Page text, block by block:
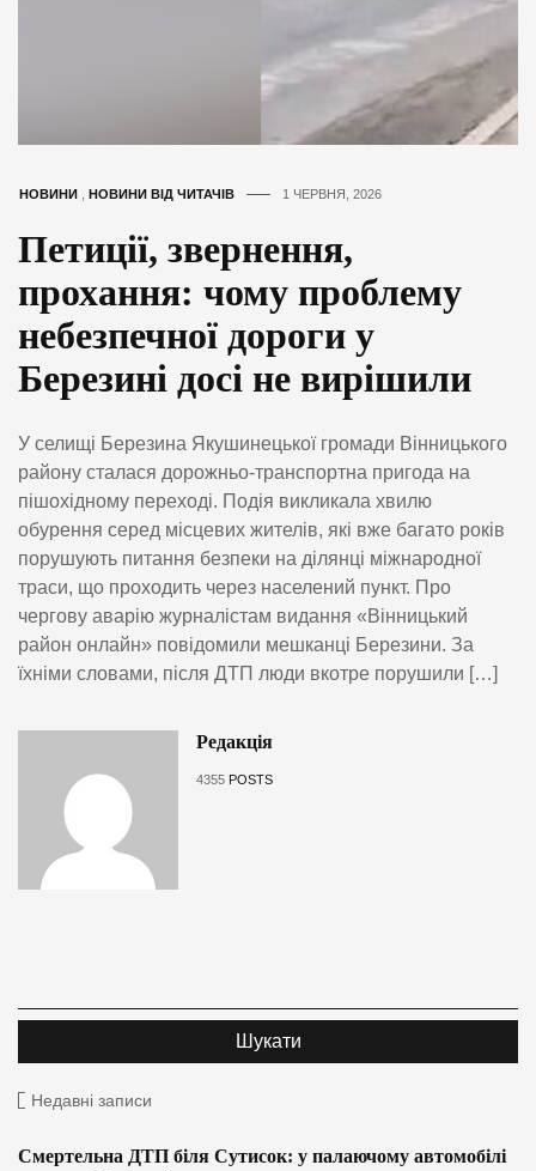
НОВИНИ НОВИНИ ВІД ЧИТАЧІВ 1 ЧЕРВНЯ, 2026
Петиції, звернення,
прохання: чому проблему
небезпечної дороги у
Березині досі не вирішили
У селищі Березина Якушинецької громади Вінницького
району сталася дорожньо-транспортна пригода на
пішохідному переході. Подія викликала хвилю
обурення серед місцевих жителів, які вже багато років
порушують питання безпеки на ділянці міжнародної
траси, що проходить через населений пункт. Про
чергову аварію журналістам видання «Вінницький
район онлайн» повідомили мешканці Березини. За
їхніми словами, після ДТП люди вкотре порушили […]
Редакція
4355 POSTS
Недавні записи
Смертельна ДТП біля Сутисок: у палаючому автомобілі